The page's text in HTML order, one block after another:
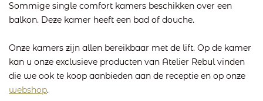
Sommige single comfort kamers beschikken over een
balkon. Deze kamer heeft een bad of douche.
Onze kamers zijn allen bereikbaar met de lift. Op de kamer
kan u onze exclusieve producten van Atelier Rebul vinden
die we ook te koop aanbieden aan de receptie en op onze
webshop.